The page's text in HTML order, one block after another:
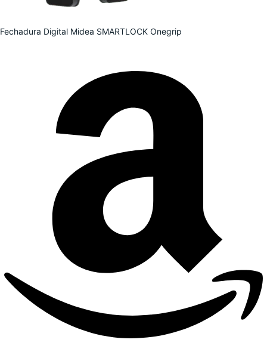
Fechadura Digital Midea SMARTLOCK Onegrip